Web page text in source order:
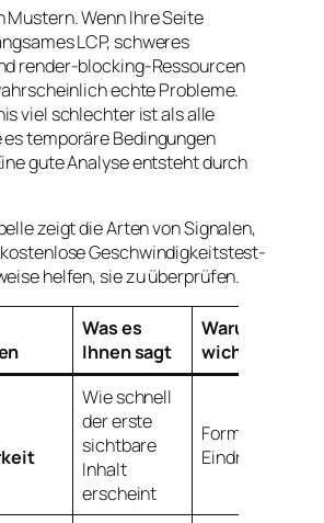
Mustern. Wenn Ihre Seite
LCP, schweres
render-blocking-Ressourcen
echte Probleme.
viel schlechter ist als alle
temporäre Bedingungen
gute Analyse entsteht durch
zeigt die Arten von Signalen,
Geschwindigkeitstest-
helfen, sie zu überprüfen.
Was es
Ihnen sagt
Warum es
wichtig ist
Wie schnell
der erste
sichtbare
Inhalt
erscheint
Formt den
Eindruck